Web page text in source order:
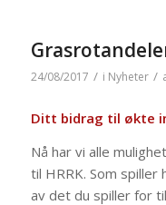
24/08/2017 / i Nyheter /
Ditt bidrag til økte
Nå har vi alle
til HRRK. Som spiller
av det du spiller for